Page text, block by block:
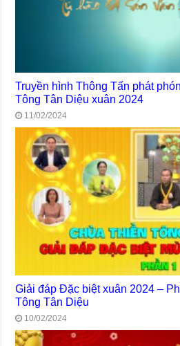
Truyền hình Thông Tấn phát
Tông Tân Diệu xuân 2024
11/02/2024
Giải đáp Đặc biệt xuân 2024 –
Tông Tân Diệu
10/02/2024